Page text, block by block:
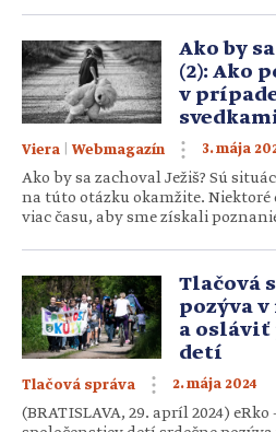
rôznorodými čnosťami. Pozrieme
čnosti pápež František, a oslovili
Ako by
(2): Ako
v
deťoch?
Viera Webmagazín 3. mája
Ako by sa zachoval Ježiš? Sú
na túto otázku okamžite.
viac času, aby sme získali
sa zachoval Ježiš rozoberieme
ktorým, nanešťastie, dochádza. K
dopracovať prostredníctvom
Tlačová
pozýva
a osláviť
detí
Tlačová správa 2. mája 2024
(BRATISLAVA, 29. apríl 2024)